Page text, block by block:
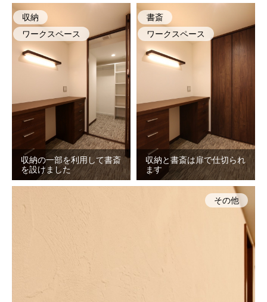
収納の一部を利用して書斎
を設けました
収納
ワークスペース
収納と書斎は扉で仕切られ
ます
書斎
ワークスペース
その他